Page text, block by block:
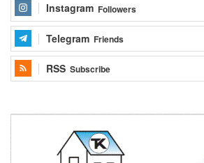
Instagram Followers
Telegram Friends
RSS Subscribe